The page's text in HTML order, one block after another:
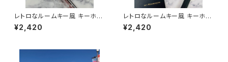
レトロなルームキー風 キーホル
ダー（クリア）
¥2,420
レトロなルームキー風 キーホル
ダー（ブラック）
¥2,420